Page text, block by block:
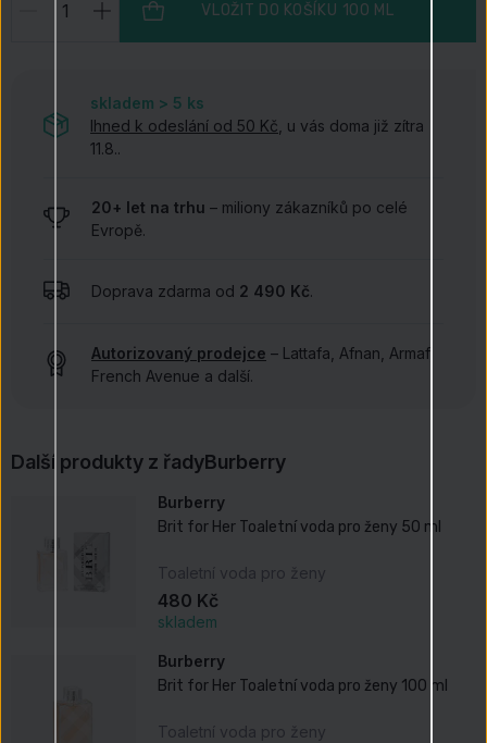
VLOŽIT DO KOŠÍKU 100 ML
skladem > 5 ks
Ihned k odeslání od 50 Kč , u vás doma již zítra
11.8..
20+ let na trhu – miliony zákazníků po celé
Evropě.
Doprava zdarma od 2 490 Kč.
Autorizovaný prodejce – Lattafa, Afnan, Armaf,
French Avenue a další.
Další produkty z řadyBurberry
Burberry
Brit for Her Toaletní voda pro ženy 50 ml
Toaletní voda pro ženy
480 Kč
skladem
Burberry
Brit for Her Toaletní voda pro ženy 100 ml
Toaletní voda pro ženy